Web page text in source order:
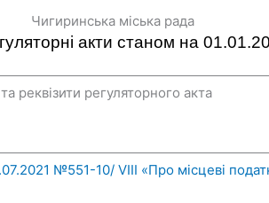
Чигиринська міська рада
акти станом на
реквізити регуляторного акта
№551-10/ VIII «Про місцеві